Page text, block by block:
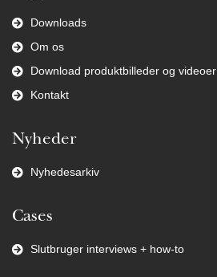
Downloads
Om os
Download produktbilleder og videoer
Kontakt
Nyheder
Nyhedesarkiv
Cases
Slutbruger interviews + how-to